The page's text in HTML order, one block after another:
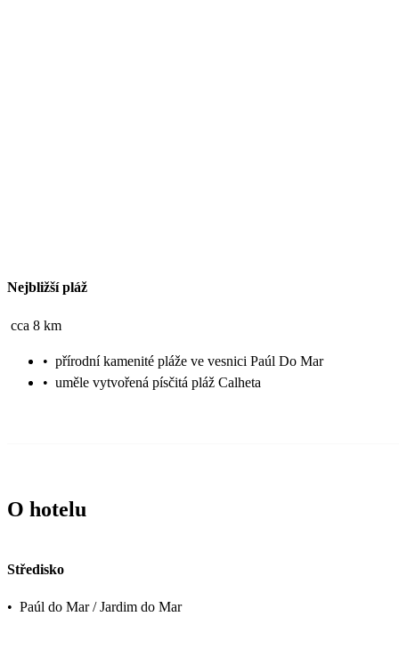
Nejbližší pláž
cca 8 km
• přírodní kamenité pláže ve vesnici Paúl Do Mar
• uměle vytvořená písčitá pláž Calheta
O hotelu
Středisko
• Paúl do Mar / Jardim do Mar